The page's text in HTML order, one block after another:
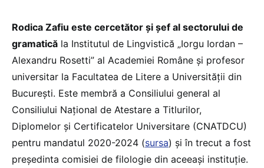
Rodica Zafiu este cercetător și șef al sectorului de
gramatică la Institutul de Lingvistică „Iorgu Iordan –
Alexandru Rosetti” al Academiei Române și profesor
universitar la Facultatea de Litere a Universității din
București. Este membră a Consiliului general al
Consiliului Național de Atestare a Titlurilor,
Diplomelor și Certificatelor Universitare (CNATDCU)
pentru mandatul 2020-2024 (sursa) și în trecut a fost
președinta comisiei de filologie din aceeași instituție.